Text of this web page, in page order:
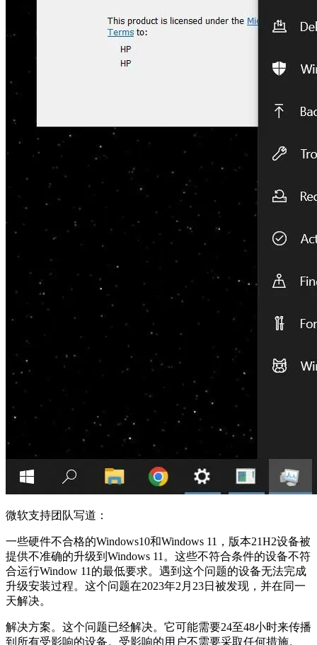
微软支持团队写道：
一些硬件不合格的Windows10和Windows 11，版本21H2设备被
提供不准确的升级到Windows 11。这些不符合条件的设备不符
合运行Window 11的最低要求。遇到这个问题的设备无法完成
升级安装过程。这个问题在2023年2月23日被发现，并在同一
天解决。
解决方案。这个问题已经解决。它可能需要24至48小时来传播
到所有受影响的设备。受影响的用户不需要采取任何措施。